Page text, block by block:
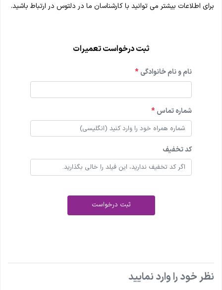
برای اطلاعات بیشتر می توانید با کارشناسان ما در دلتوس در ارتباط باشید.
ثبت درخواست تعمیرات
نام و نام خانوادگی *
شماره تماس *
کد تخفیف
ثبت درخواست
نظر خود را وارد نمایید